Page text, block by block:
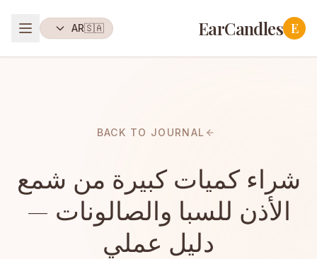
E
EarCandles
🇸🇦
AR
BACK TO JOURNAL
شراء كميات كبيرة من شمع
الأذن للسبا والصالونات —
دليل عملي